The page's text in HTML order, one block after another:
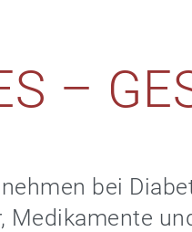
–
bei
Medikamente